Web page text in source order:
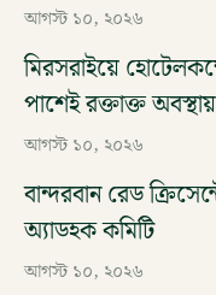
আগস্ট ১০, ২০২৬
মিরসরাইয়ে
পাশেই রক্তাক্ত অবস্থায়
আগস্ট ১০, ২০২৬
বান্দরবান রেড
অ্যাডহক কমিটি
আগস্ট ১০, ২০২৬